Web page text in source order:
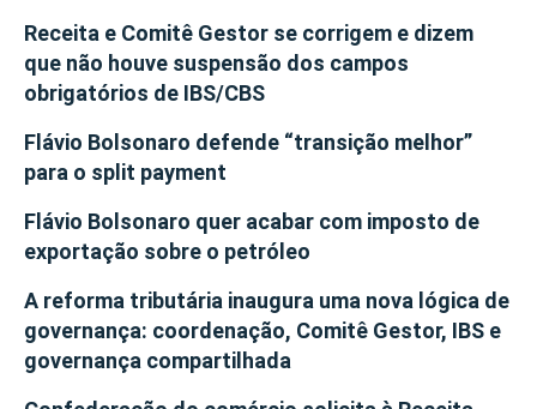
Receita e Comitê Gestor se corrigem e dizem
que não houve suspensão dos campos
obrigatórios de IBS/CBS
Flávio Bolsonaro defende “transição melhor”
para o split payment
Flávio Bolsonaro quer acabar com imposto de
exportação sobre o petróleo
A reforma tributária inaugura uma nova lógica de
governança: coordenação, Comitê Gestor, IBS e
governança compartilhada